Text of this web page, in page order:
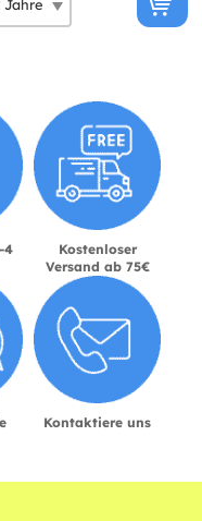
4
Kostenloser
Versand ab 75€
Kontaktiere uns